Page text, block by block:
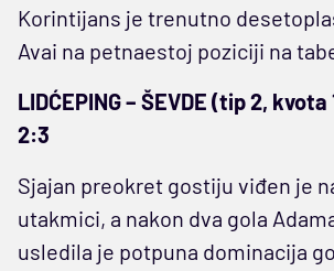
Korintijans je trenutno
Avai na petnaestoj poziciji na
LIDĆEPING – ŠEVDE (tip 2,
2:3
Sjajan preokret gostiju viđen je
utakmici, a nakon dva gola
usledila je potpuna dominacija